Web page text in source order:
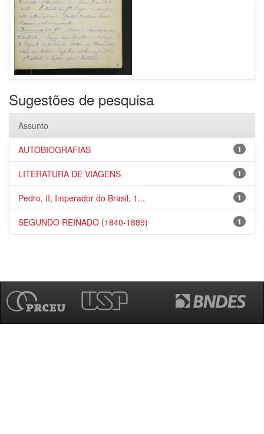
Sugestões de pesquisa
Assunto
1
AUTOBIOGRAFIAS
1
LITERATURA DE VIAGENS
1
Pedro, II, Imperador do Brasil, 1...
1
SEGUNDO REINADO (1840-1889)